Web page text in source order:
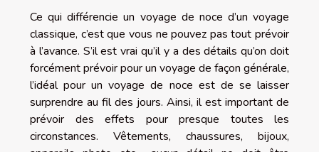
Ce qui différencie un voyage de noce d’un voyage
classique, c’est que vous ne pouvez pas tout prévoir
à l’avance. S’il est vrai qu’il y a des détails qu’on doit
forcément prévoir pour un voyage de façon générale,
l’idéal pour un voyage de noce est de se laisser
surprendre au fil des jours. Ainsi, il est important de
prévoir des effets pour presque toutes les
circonstances. Vêtements, chaussures, bijoux,